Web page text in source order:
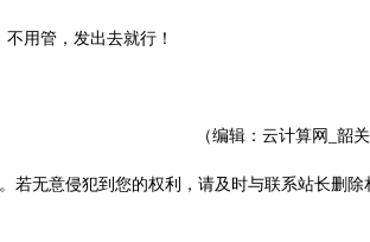
用管，发出去就行！
（编辑：云计算网_韶
若无意侵犯到您的权利，请及时与联系站长删除